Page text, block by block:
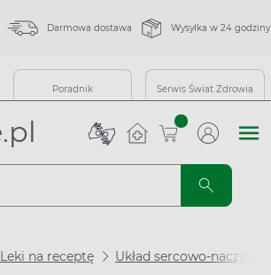
Darmowa dostawa Wysyłka w 24 godziny
Poradnik Serwis Świat Zdrowia
sztuk
Leki na receptę Układ sercowo-